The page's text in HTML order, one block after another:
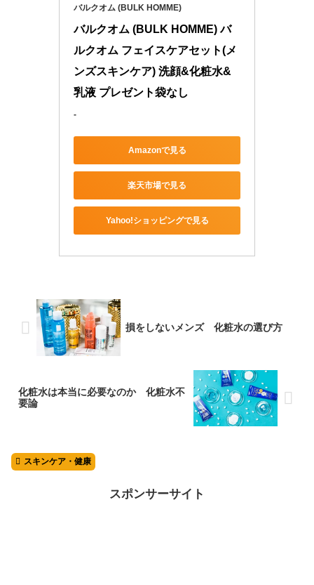
バルクオム (BULK HOMME)
バルクオム (BULK HOMME) バ
ルクオム フェイスケアセット(メ
ンズスキンケア) 洗顔&化粧水&
乳液 プレゼント袋なし
-
Amazonで見る
楽天市場で見る
Yahoo!ショッピングで見る
損をしないメンズ 化粧水の選び方
化粧水は本当に必要なのか 化粧水不
要論
スキンケア・健康
スポンサーサイト